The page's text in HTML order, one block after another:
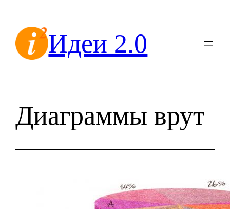
содержимомуИдеи 2.0
Диаграммы врут